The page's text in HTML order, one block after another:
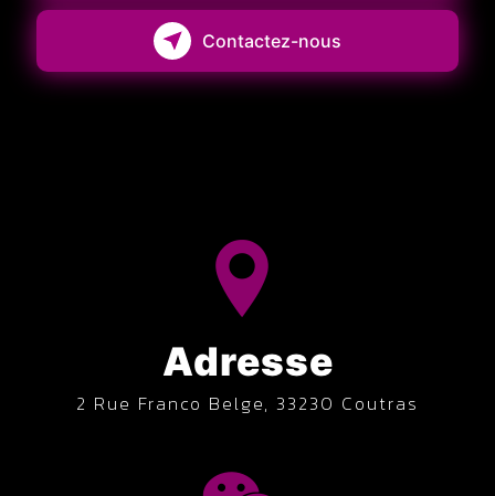
Contactez-nous
Adresse
2 Rue Franco Belge, 33230 Coutras